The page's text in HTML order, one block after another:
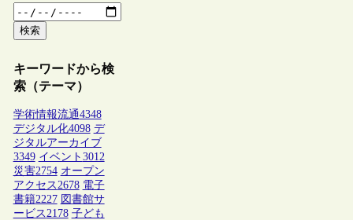
検索
キーワードから検
索（テーマ）
学術情報流通4348
デジタル化4098 デ
ジタルアーカイブ
3349 イベント 3012
災害2754 オープン
アクセス 2678 電子
書籍2227 図書館サ
ービス 2178 子ども